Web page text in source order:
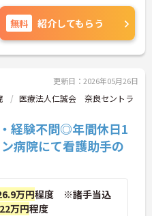
働いてしっかり
を実現できます
トなど、さらに
無料 紹介してもらう
更新日：2026年05月26日
医療法人仁誠会 奈良セントラ
経験不問◎年間休日1
病院にて看護助手の
万円程度 ※諸手当込
万円程度